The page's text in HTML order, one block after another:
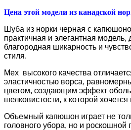
Цена этой модели из канадской
Шуба из норки черная с
практичная и элегантная модель,
благородная шикарность и
стиля.
Мех высокого качества
эластичностью ворса,
цветом, создающим эффект
шелковистости, к которой хочется
Объемный капюшон играет не
головного убора, но и роскошной